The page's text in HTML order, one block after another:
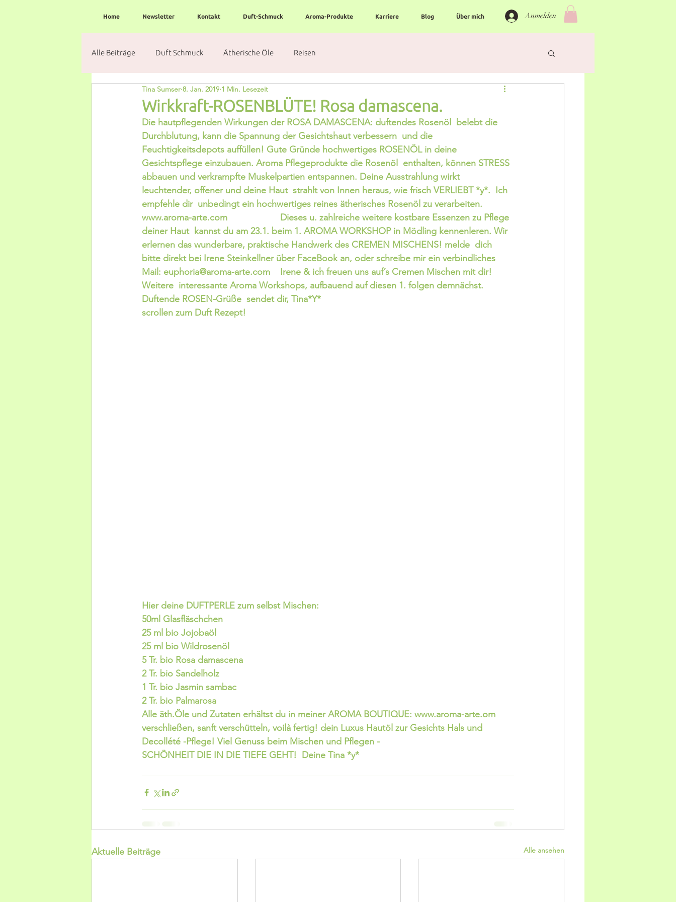
Home Newsletter Kontakt Duft-Schmuck Aroma-Produkte Karriere Blog Über mich Anmelden
Alle Beiträge Duft Schmuck Ätherische Öle Reisen
Wirkkraft-ROSENBLÜTE! Rosa damascena.
Tina Sumser 8. Jan. 2019 1 Min. Lesezeit
Die hautpflegenden Wirkungen der ROSA DAMASCENA: duftendes Rosenöl  belebt die
Durchblutung, kann die Spannung der Gesichtshaut verbessern  und die
Feuchtigkeitsdepots auffüllen! Gute Gründe hochwertiges ROSENÖL in deine
Gesichtspflege einzubauen. Aroma Pflegeprodukte die Rosenöl  enthalten, können STRESS
abbauen und verkrampfte Muskelpartien entspannen. Deine Ausstrahlung wirkt
leuchtender, offener und deine Haut  strahlt von Innen heraus, wie frisch VERLIEBT *y*.  Ich
empfehle dir  unbedingt ein hochwertiges reines ätherisches Rosenöl zu verarbeiten.
www.aroma-arte.com                     Dieses u. zahlreiche weitere kostbare Essenzen zu Pflege
deiner Haut  kannst du am 23.1. beim 1. AROMA WORKSHOP in Mödling kennenleren. Wir
erlernen das wunderbare, praktische Handwerk des CREMEN MISCHENS! melde  dich
bitte direkt bei Irene Steinkellner über FaceBook an, oder schreibe mir ein verbindliches
Mail: euphoria@aroma-arte.com    Irene & ich freuen uns auf´s Cremen Mischen mit dir!
Weitere  interessante Aroma Workshops, aufbauend auf diesen 1. folgen demnächst.
Duftende ROSEN-Grüße  sendet dir, Tina*Y*
scrollen zum Duft Rezept!
Hier deine DUFTPERLE zum selbst Mischen:
50ml Glasfläschchen
25 ml bio Jojobaöl
25 ml bio Wildrosenöl
5 Tr. bio Rosa damascena
2 Tr. bio Sandelholz
1 Tr. bio Jasmin sambac
2 Tr. bio Palmarosa
Alle äth.Öle und Zutaten erhältst du in meiner AROMA BOUTIQUE: www.aroma-arte.om
verschließen, sanft verschütteln, voilà fertig! dein Luxus Hautöl zur Gesichts Hals und
Decollété -Pflege! Viel Genuss beim Mischen und Pflegen -
SCHÖNHEIT DIE IN DIE TIEFE GEHT!  Deine Tina *y*
Aktuelle Beiträge Alle ansehen